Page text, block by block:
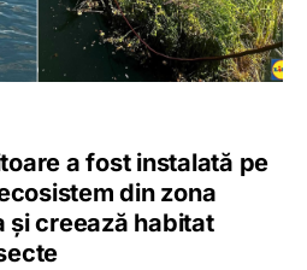
a fost instalată pe
din zona
și creează habitat